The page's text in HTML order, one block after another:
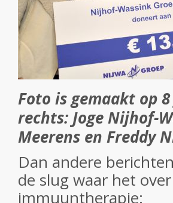
Foto is gemaakt op
rechts: Joge Nijhof-
Meerens en Freddy
Dan andere
de slug waar het
immuuntherapie: